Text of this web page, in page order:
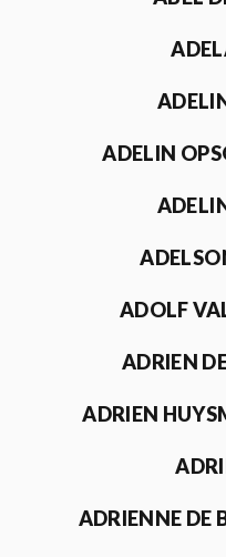
ADELIN
ADOLF
ADRIEN
ADRIEN
ADRIENNE DE